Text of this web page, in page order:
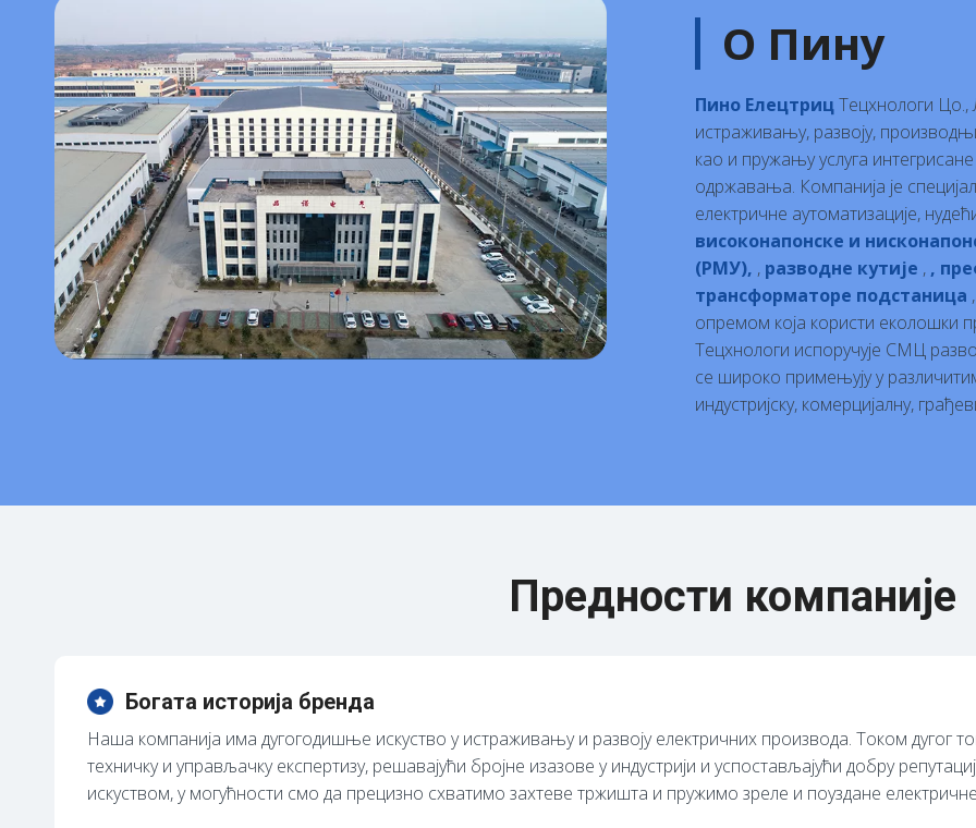
О Пину
Пино ЕлецтрицТецхнологи Цо.,
истраживању, развоју,
као и пружању услуга
одржавања. Компанија је
електричне аутоматизације,
високонапонске и
(РМУ), , разводне кутије , ,
трансформаторе подстаница
опремом која користи еколошки
Тецхнологи испоручује СМЦ
се широко примењују у
индустријску, комерцијалну,
Предности компаније
Богата историја бренда
Наша компанија има дугогодишње искуство у истраживању и развоју електричних производа. Током дугог
техничку и управљачку експертизу, решавајући бројне изазове у индустрији и успостављајући добру
искуством, у могућности смо да прецизно схватимо захтеве тржишта и пружимо зреле и поуздане